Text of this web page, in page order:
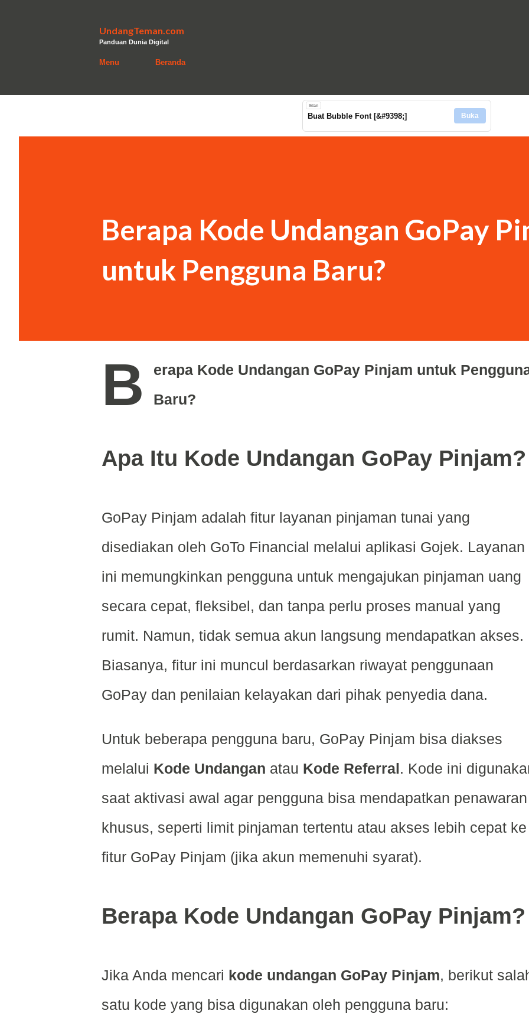
UndangTeman.com
Panduan Dunia Digital
Menu Beranda
Iklan
Buat Bubble Font [&#9398;] Buka
Berapa Kode Undangan GoPay
untuk Pengguna Baru?
B
erapa Kode Undangan GoPay Pinjam untuk
Baru?
Apa Itu Kode Undangan GoPay Pinjam?
GoPay Pinjam adalah fitur layanan pinjaman tunai yang
disediakan oleh GoTo Financial melalui aplikasi Gojek. Layanan
ini memungkinkan pengguna untuk mengajukan pinjaman uang
secara cepat, fleksibel, dan tanpa perlu proses manual yang
rumit. Namun, tidak semua akun langsung mendapatkan akses.
Biasanya, fitur ini muncul berdasarkan riwayat penggunaan
GoPay dan penilaian kelayakan dari pihak penyedia dana.
Untuk beberapa pengguna baru, GoPay Pinjam bisa diakses
melalui Kode Undangan atau Kode Referral. Kode ini
saat aktivasi awal agar pengguna bisa mendapatkan penawaran
khusus, seperti limit pinjaman tertentu atau akses lebih cepat ke
fitur GoPay Pinjam (jika akun memenuhi syarat).
Berapa Kode Undangan GoPay Pinjam?
Jika Anda mencari kode undangan GoPay Pinjam, berikut
satu kode yang bisa digunakan oleh pengguna baru: